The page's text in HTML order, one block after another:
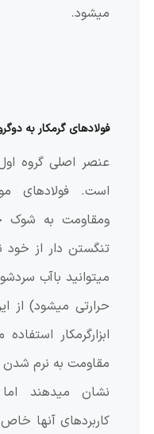
میشود.
فولادهای گرمکار به
عنصر اصلی گروه
است. فولادهای
ومقاومت به شوک
تنگستن دار از
میتوانید باآب
حرارتی میشود) از
ابزارگرمکار
مقاومت به نرم شدن
نشان میدهند
کاربردهای آنها